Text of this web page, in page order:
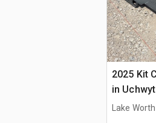
2025 Kit
in
Lake